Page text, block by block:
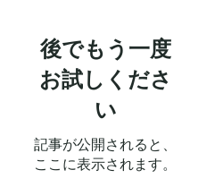
後でもう一度
お試しくださ
い
記事が公開されると、
ここに表示されます。